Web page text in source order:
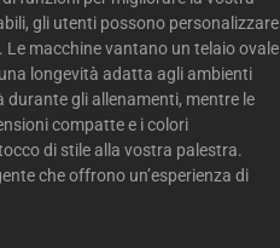
gli utenti possono personalizzare
macchine vantano un telaio ovale
longevità adatta agli ambienti
gli allenamenti, mentre le
compatte e i colori
di stile alla vostra palestra.
che offrono un’esperienza di